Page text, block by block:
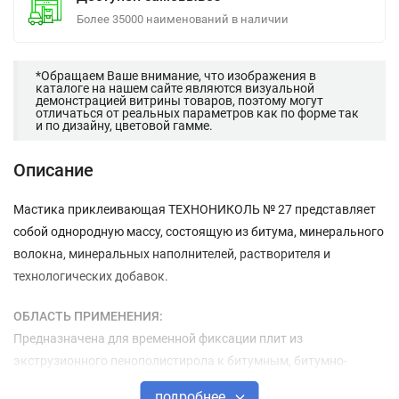
Более 35000 наименований в наличии
*Обращаем Ваше внимание, что изображения в
каталоге на нашем сайте являются визуальной
демонстрацией витрины товаров, поэтому могут
отличаться от реальных параметров как по форме так
и по дизайну, цветовой гамме.
Описание
Мастика приклеивающая ТЕХНОНИКОЛЬ № 27 представляет
собой однородную массу, состоящую из битума, минерального
волокна, минеральных наполнителей, растворителя и
технологических добавок.
ОБЛАСТЬ ПРИМЕНЕНИЯ:
Предназначена для временной фиксации плит из
экструзионного пенополистирола к битумным, битумно-
полимерным изоляционным материалам, а также к бетонным